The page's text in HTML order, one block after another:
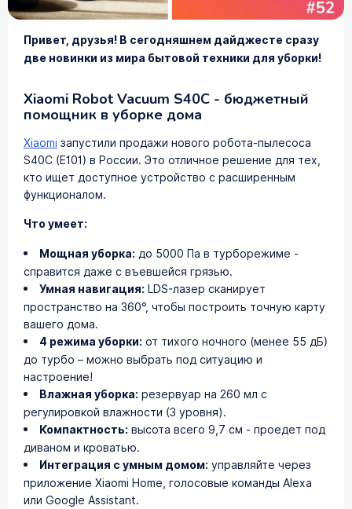
Привет, друзья! В сегодняшнем дайджесте сразу
две новинки из мира бытовой техники для уборки!
Xiaomi Robot Vacuum S40C - бюджетный
помощник в уборке дома
Xiaomi запустили продажи нового робота-пылесоса
S40C (E101) в России. Это отличное решение для тех,
кто ищет доступное устройство с расширенным
функционалом.
Что умеет:
Мощная уборка: до 5000 Па в турборежиме -
справится даже с въевшейся грязью.
Умная навигация: LDS-лазер сканирует
пространство на 360°, чтобы построить точную карту
вашего дома.
4 режима уборки: от тихого ночного (менее 55 дБ)
до турбо – можно выбрать под ситуацию и
настроение!
Влажная уборка: резервуар на 260 мл с
регулировкой влажности (3 уровня).
Компактность: высота всего 9,7 см - проедет под
диваном и кроватью.
Интеграция с умным домом: управляйте через
приложение Xiaomi Home, голосовые команды Alexa
или Google Assistant.